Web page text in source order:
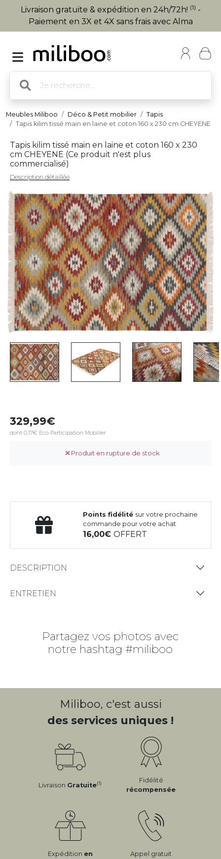
Livraison gratuite & expédition en 24h/72h! (1) -
Paiement en 3X et 4X sans frais avec Alma
Meubles Miliboo Déco & Petit mobilier
Tapis
Tapis kilim tissé main en laine et coton 160 x 230 cm CHEYENE
Tapis kilim tissé main en laine et coton 160 x 230
cm CHEYENE (Ce produit n'est plus
commercialisé)
Description détaillée
329,99
dont 0,17€ Eco-Participation Mobilier
Produit en rupture de stock
Points fidélité sur votre prochaine
commande pour votre achat
16,00OFFERT
DESCRIPTION
ENTRETIEN
Partagez vos photos avec
notre hashtag #miliboo
Miliboo, c'est aussi
des services uniques !
Livraison Gratuite(1)
Fidélité
récompensée
Expédition en
Appel gratuit